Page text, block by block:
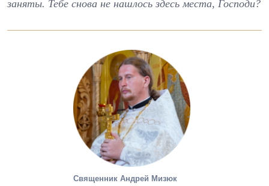
заняты. Тебе снова не нашлось здесь места, Господи?
Священник Андрей Мизюк